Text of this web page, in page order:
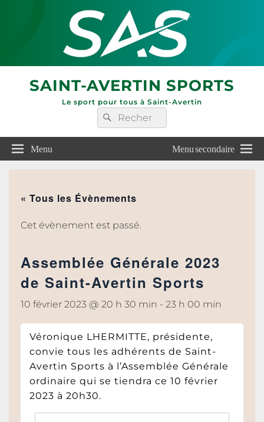
SAINT-AVERTIN SPORTS
Le sport pour tous à Saint-Avertin
Recherche :
Rechercher
Menu Menu secondaire
« Tous les Évènements
Cet évènement est passé.
Assemblée Générale 2023
de Saint-Avertin Sports
10 février 2023 @ 20 h 30 min - 23 h 00 min
Véronique LHERMITTE, présidente,
convie tous les adhérents de Saint-
Avertin Sports à l’Assemblée Générale
ordinaire qui se tiendra ce 10 février
2023 à 20h30.